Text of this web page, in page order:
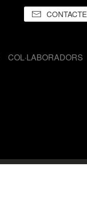
CONTACTE
COL·LABORADORS